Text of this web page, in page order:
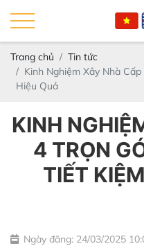
Trang chủ
Tin tức
Kinh Nghiệm Xây Nhà
Hiệu Quả
KINH
4 TRỌN
TIẾT
Ngày đăng: 24/03/2025